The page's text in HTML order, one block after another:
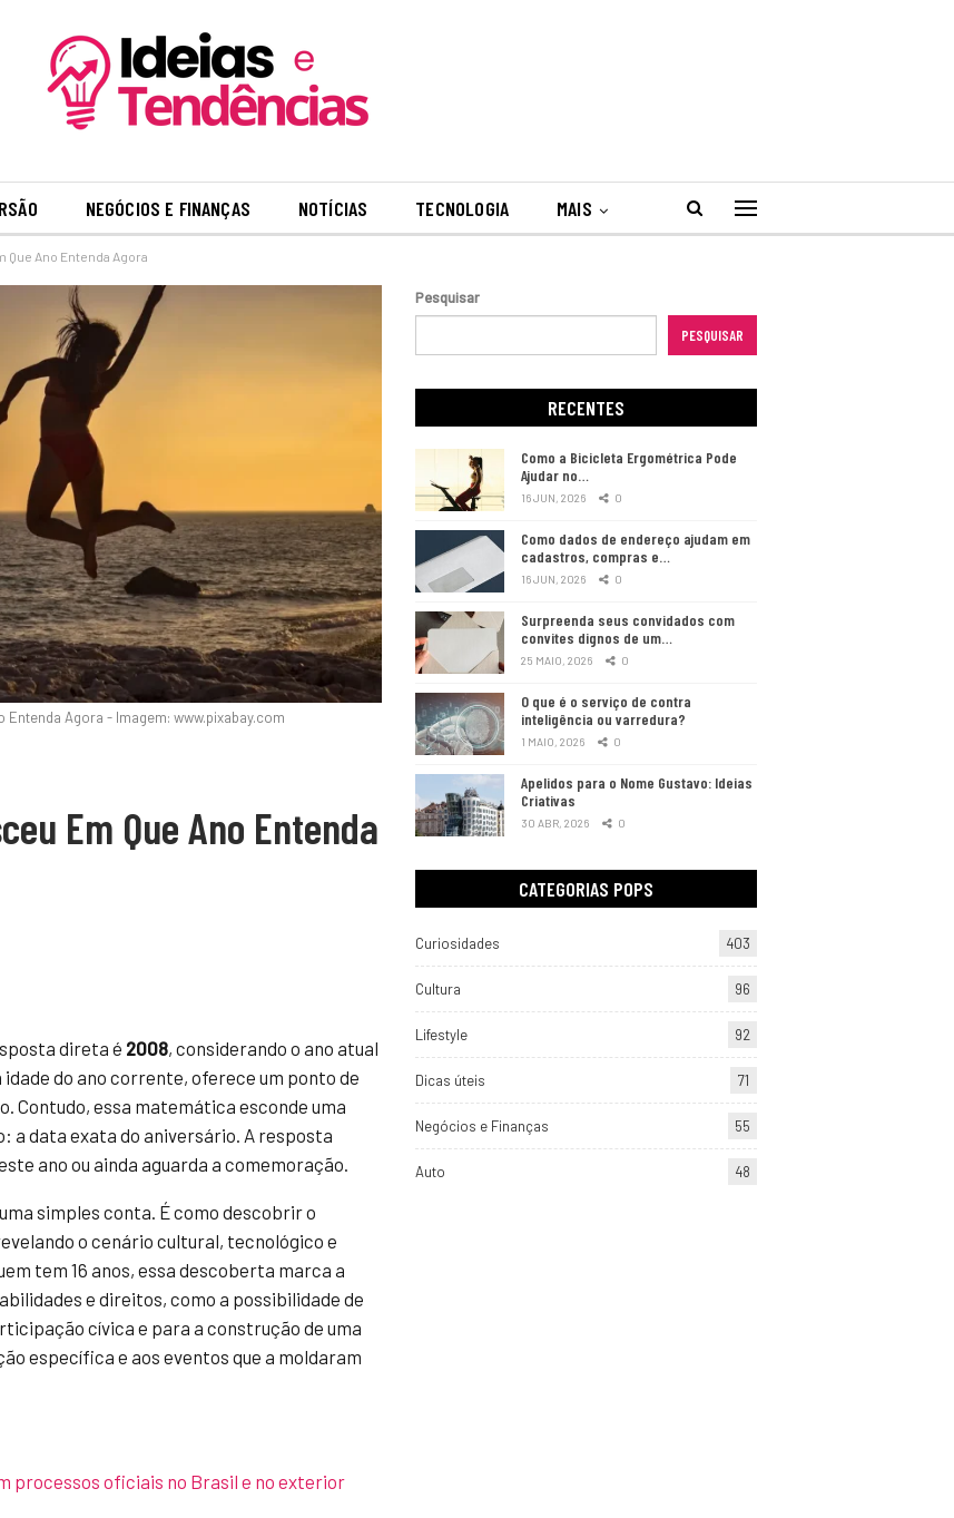
NEGÓCIOS E FINANÇAS NOTÍCIAS TECNOLOGIA MAIS
Que Ano Entenda Agora
Entenda Agora - Imagem: www.pixabay.com
Em Que Ano Entenda
direta é 2008, considerando o ano atual
do ano corrente, oferece um ponto de
Contudo, essa matemática esconde uma
a data exata do aniversário. A resposta
ano ou ainda aguarda a comemoração.
simples conta. É como descobrir o
o cenário cultural, tecnológico e
tem 16 anos, essa descoberta marca a
e direitos, como a possibilidade de
cívica e para a construção de uma
específica e aos eventos que a moldaram
processos oficiais no Brasil e no exterior
Pesquisar
PESQUISAR
RECENTES
Como a Bicicleta Ergométrica Pode
Ajudar no…
16 JUN, 2026 0
Como dados de endereço ajudam em
cadastros, compras e…
16 JUN, 2026 0
Surpreenda seus convidados com
convites dignos de um…
25 MAIO, 2026 0
O que é o serviço de contra
inteligência ou varredura?
1 MAIO, 2026 0
Apelidos para o Nome Gustavo: Ideias
Criativas
30 ABR, 2026 0
CATEGORIAS POPS
Curiosidades 403
Cultura 96
Lifestyle 92
Dicas úteis 71
Negócios e Finanças 55
Auto 48